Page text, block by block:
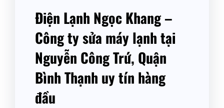
Điện Lạnh Ngọc Khang –
Công ty sửa máy lạnh tại
Nguyễn Công Trứ, Quận
Bình Thạnh uy tín hàng
đầu